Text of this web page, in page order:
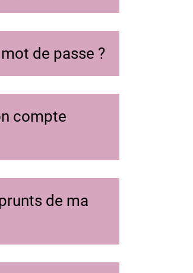
de passe ?
compte
de ma